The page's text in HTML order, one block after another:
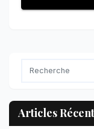
Articles